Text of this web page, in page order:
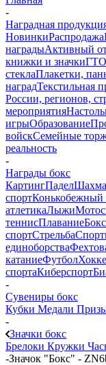
-
Наградная
НовинкиРаспродажа
наградыАктивный
книжки и значкиГТО
стеклаПлакетки,
наградТекстильная
России, регионов,
мероприятия
игрыОбразование
войскСемейные
реальность
-
Награды бокс
КартингПадел
спортКонькобежный
атлетикаЛыжи
теннисПлаваниеБокс
спортСтрельба
единоборства
катаниеФутбол
спортаКиберспорт
-
Сувениры бокс
Кубки Медали
-
Значки бокс
Брелоки Кружки
-Значок "Бокс" -